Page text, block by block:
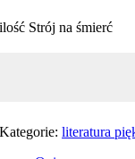
ilość Strój na śmierć
Kategorie:literatura